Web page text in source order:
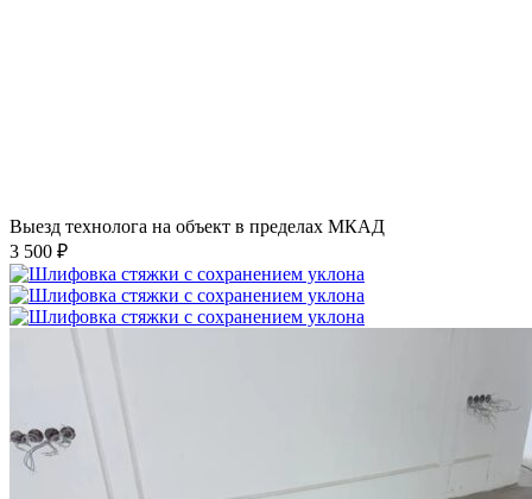
Выезд технолога на объект в пределах МКАД
3 500 ₽